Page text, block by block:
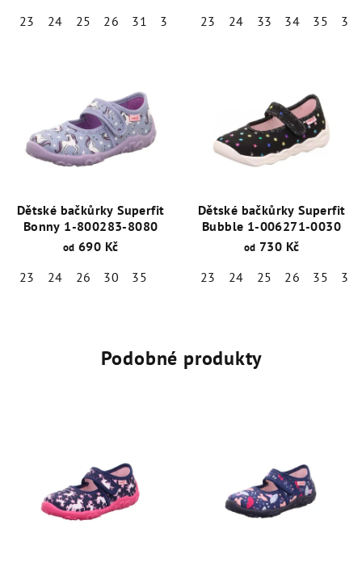
23
24 25 26 31 32 33 34 35 36
23
24 33 34 35 36
Dětské bačkůrky Superfit
Bonny 1-800283-8080
od 690 Kč
23
24 26 30 35
Dětské bačkůrky Superfit
Bubble 1-006271-0030
od 730 Kč
23
24 25 26 35 37
Podobné produkty